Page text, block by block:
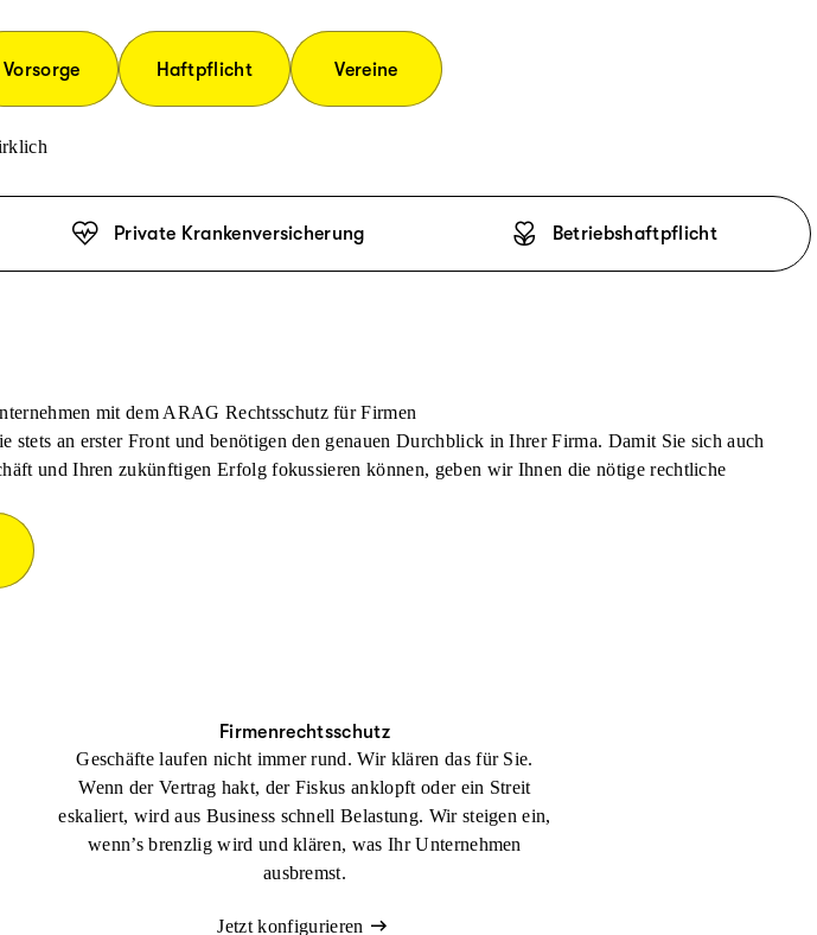
Vorsorge Haftpflicht Vereine
Private Krankenversicherung Betriebshaftpflicht
mit dem ARAG Rechtsschutz für Firmen
stets an erster Front und benötigen den genauen Durchblick in Ihrer Firma. Damit Sie sich auch
und Ihren zukünftigen Erfolg fokussieren können, geben wir Ihnen die nötige rechtliche
Firmenrechtsschutz
Geschäfte laufen nicht immer rund. Wir klären das für Sie.
Wenn der Vertrag hakt, der Fiskus anklopft oder ein Streit
eskaliert, wird aus Business schnell Belastung. Wir steigen ein,
wenn’s brenzlig wird und klären, was Ihr Unternehmen
ausbremst.
Jetzt konfigurieren